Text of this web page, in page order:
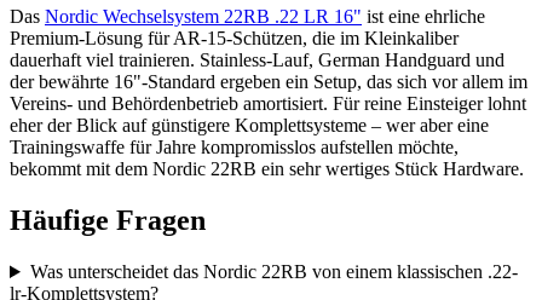
Das Nordic Wechselsystem 22RB .22 LR 16" ist eine ehrliche
Premium-Lösung für AR-15-Schützen, die im Kleinkaliber
dauerhaft viel trainieren. Stainless-Lauf, German Handguard und
der bewährte 16"-Standard ergeben ein Setup, das sich vor allem im
Vereins- und Behördenbetrieb amortisiert. Für reine Einsteiger lohnt
eher der Blick auf günstigere Komplettsysteme – wer aber eine
Trainingswaffe für Jahre kompromisslos aufstellen möchte,
bekommt mit dem Nordic 22RB ein sehr wertiges Stück Hardware.
Häufige Fragen
Was unterscheidet das Nordic 22RB von einem klassischen .22-
lr-Komplettsystem?